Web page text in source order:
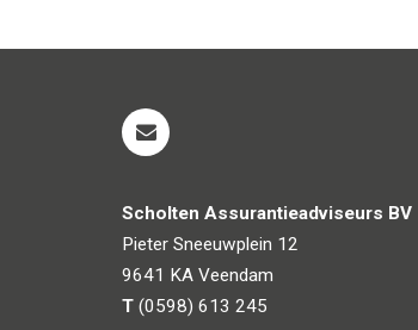
Scholten Assurantieadviseurs BV
Pieter Sneeuwplein 12
9641 KA Veendam
T (0598) 613 245